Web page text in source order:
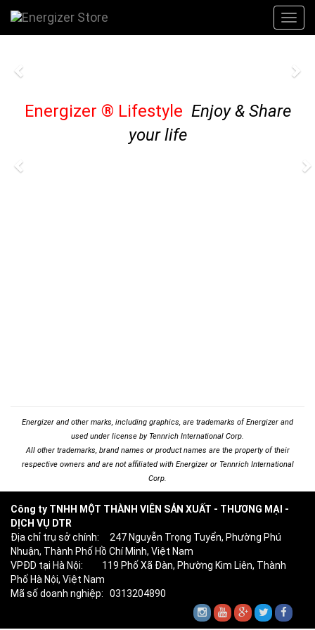
Previous
Energizer ® Lifestyle Enjoy & Share
your life
Previous
Energizer and other marks, including graphics, are trademarks of Energizer and
used under license by Tennrich International Corp.
All other trademarks, brand names or product names are the property of their
respective owners and are not affiliated with Energizer or Tennrich International
Corp.
Công ty TNHH MỘT THÀNH VIÊN SẢN XUẤT - THƯƠNG MẠI -
DỊCH VỤ DTR
Địa chỉ trụ sở chính: 247 Nguyễn Trọng Tuyển, Phường Phú
Nhuận, Thành Phố Hồ Chí Minh, Việt Nam
VPĐD tại Hà Nội: 119 Phố Xã Đàn, Phường Kim Liên, Thành
Phố Hà Nội, Việt Nam
Mã số doanh nghiệp: 0313204890